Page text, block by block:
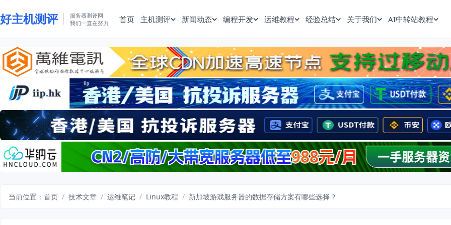
好主机测评
服务器测评网
我们一直在努力
首页 主机测评 新闻动态 编程开发 运维教程 经验总结 关于我们 AI中转站教程
当前位置： 首页 / 技术文章 / 运维笔记 / Linux教程 / 新加坡游戏服务器的数据存储方案有哪些选择？